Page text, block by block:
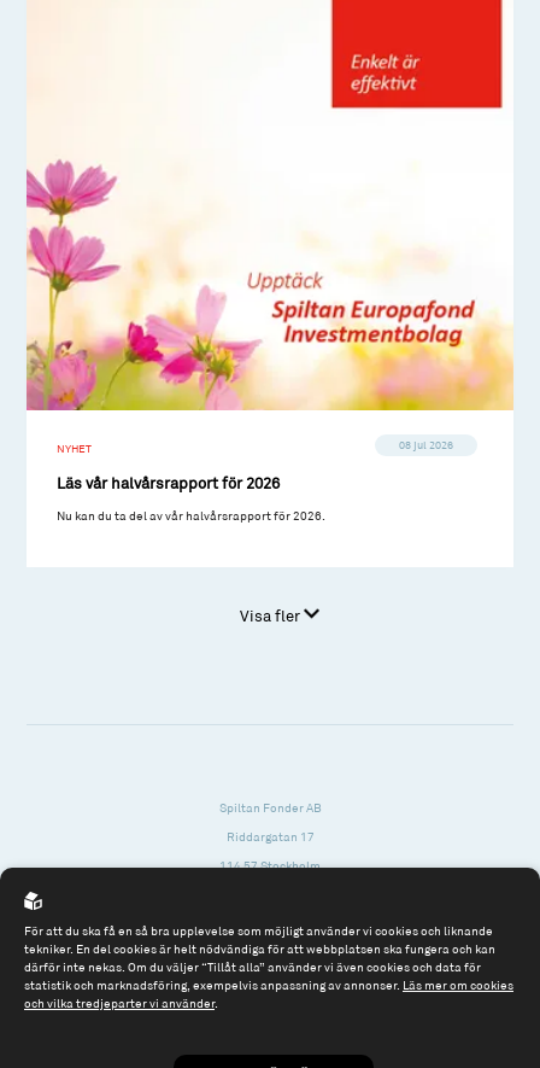
NYHET 08 jul 2026
Läs vår halvårsrapport för 2026
Nu kan du ta del av vår halvårsrapport för 2026.
Visa fler
Spiltan Fonder AB
Riddargatan 17
114 57 Stockholm
Tel: 08 - 545 813 40
fonder@spiltanfonder.se
För att du ska få en så bra upplevelse som möjligt använder vi cookies och liknande
tekniker. En del cookies är helt nödvändiga för att webbplatsen ska fungera och kan
därför inte nekas. Om du väljer “Tillåt alla” använder vi även cookies och data för
statistik och marknadsföring, exempelvis anpassning av annonser. Läs mer om cookies
och vilka tredjeparter vi använder.